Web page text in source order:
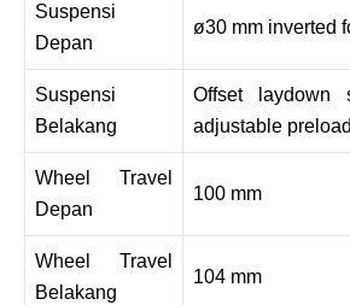
Suspensi
Depan
ø30 mm inverted
Suspensi
Belakang
Offset laydown
adjustable preload
Wheel Travel
Depan
100 mm
Wheel Travel
Belakang
104 mm